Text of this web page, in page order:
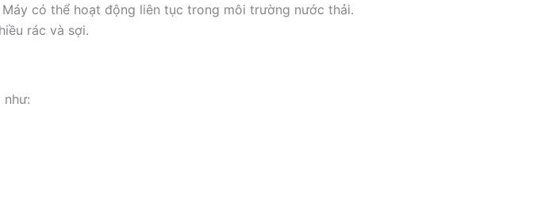
có thể hoạt động liên tục trong môi trường nước thải.
rác và sợi.